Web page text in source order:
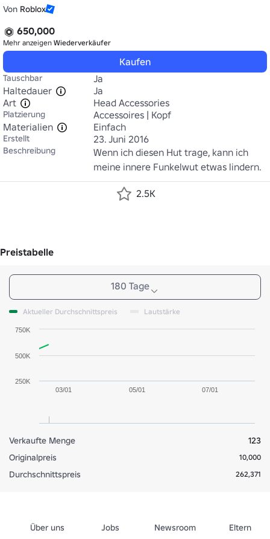
Von Roblox
650,000
Mehr anzeigen Wiederverkäufer
Kaufen
Tauschbar
Ja
Haltedauer
Ja
Art
Head Accessories
Platzierung
Accessoires | Kopf
Materialien
Einfach
Erstellt 23. Juni 2016
Beschreibung
Wenn ich diesen Hut trage, kann ich
meine innere Funkelwut etwas lindern.
2.5K
Preistabelle
180 Tage
Aktueller Durchschnittspreis Lautstärke
03/01 05/01 07/01
250K
500K
750K
Verkaufte Menge
123
Originalpreis
10,000
Durchschnittspreis 262,371
Über uns Jobs Newsroom Eltern